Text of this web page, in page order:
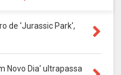
de 'Jurassic Park',
Novo Dia' ultrapassa